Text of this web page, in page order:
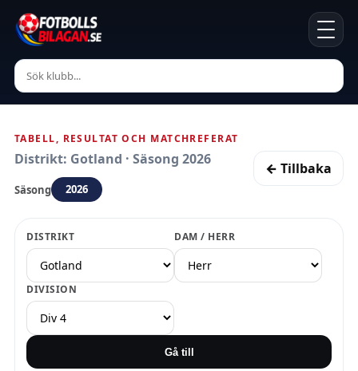
TABELL, RESULTAT OCH MATCHREFERAT
Distrikt: Gotland · Säsong 2026
Säsong 2026
← Tillbaka
DISTRIKT DAM / HERR
DIVISION
Gå till